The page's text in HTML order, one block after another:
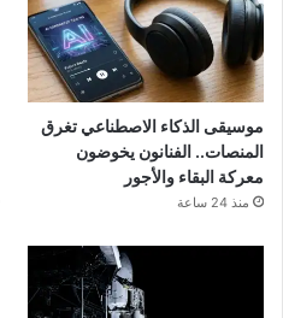
موسيقى الذكاء الاصطناعي تغرق
المنصات.. الفنانون يخوضون
معركة البقاء والأجور
منذ 24 ساعة